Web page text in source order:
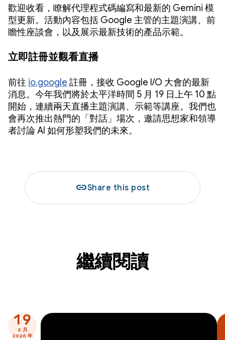
歡迎收看，瞭解代理程式碼編寫和最新的 Gemini 模
型更新。活動內容包括 Google 主管的主題演講、前
瞻性座談會，以及展示最新技術的產品示範。
立即註冊並觀看直播
前往 io.google 註冊，接收 Google I/O 大會的最新
消息。今年我們將於太平洋時間 5 月 19 日上午 10 點
開始，連續兩天直播主題演講、示範等講座。我們也
會再次推出熱門的「對話」場次，邀請思想家和領導
者討論 AI 如何形塑我們的未來。
linkShare this post
繼續閱讀
19
5 月
2026 年